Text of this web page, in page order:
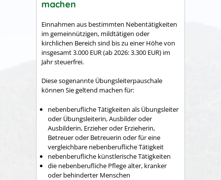
machen
Einnahmen aus bestimmten Nebentätigkeiten
im gemeinnützigen, mildtätigen oder
kirchlichen Bereich sind bis zu einer Höhe von
insgesamt 3.000 EUR (ab 2026: 3.300 EUR) im
Jahr steuerfrei.
Diese sogenannte Übungsleiterpauschale
können Sie geltend machen für:
nebenberufliche Tätigkeiten als Übungsleiter
oder Übungsleiterin, Ausbilder oder
Ausbilderin, Erzieher oder Erzieherin,
Betreuer oder Betreuerin oder für eine
vergleichbare nebenberufliche Tätigkeit
nebenberufliche künstlerische Tätigkeiten
die nebenberufliche Pflege alter, kranker
oder behinderter Menschen